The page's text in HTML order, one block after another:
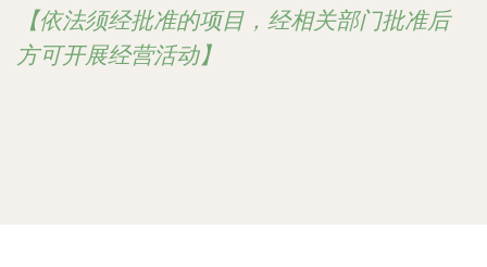
【依法须经批准的项目，经相关部门批准后
方可开展经营活动】